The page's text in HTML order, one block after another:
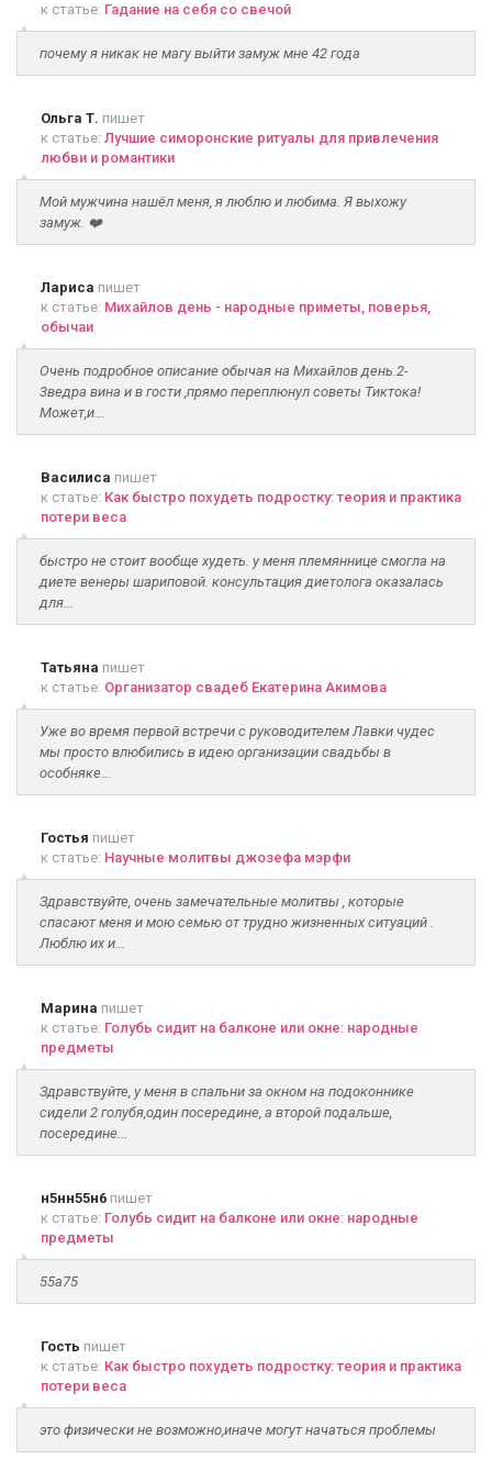
к статье: Гадание на себя со свечой
почему я никак не магу выйти замуж мне 42 года
Ольга Т. пишет
к статье: Лучшие симоронские ритуалы для привлечения
любви и романтики
Мой мужчина нашёл меня, я люблю и любима. Я выхожу
замуж. ❤️
Лариса пишет
к статье: Михайлов день - народные приметы, поверья,
обычаи
Очень подробное описание обычая на Михайлов день.2-
3ведра вина и в гости ,прямо переплюнул советы Тиктока!
Может,и...
Василиса пишет
к статье: Как быстро похудеть подростку: теория и практика
потери веса
быстро не стоит вообще худеть. у меня племяннице смогла на
диете венеры шариповой. консультация диетолога оказалась
для...
Татьяна пишет
к статье: Организатор свадеб Екатерина Акимова
Уже во время первой встречи с руководителем Лавки чудес
мы просто влюбились в идею организации свадьбы в
особняке...
Гостья пишет
к статье: Научные молитвы джозефа мэрфи
Здравствуйте, очень замечательные молитвы , которые
спасают меня и мою семью от трудно жизненных ситуаций .
Люблю их и...
Марина пишет
к статье: Голубь сидит на балконе или окне: народные
предметы
Здравствуйте, у меня в спальни за окном на подоконнике
сидели 2 голубя,один посередине, а второй подальше,
посередине...
н5нн55н6 пишет
к статье: Голубь сидит на балконе или окне: народные
предметы
55а75
Гость пишет
к статье: Как быстро похудеть подростку: теория и практика
потери веса
это физически не возможно,иначе могут начаться проблемы